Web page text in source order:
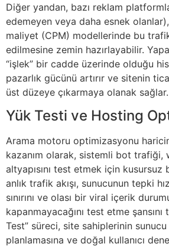
Diğer yandan, bazı reklam
edemeyen veya daha esnek
maliyet (CPM) modellerinde bu
edilmesine zemin hazırlayabilir.
“işlek” bir cadde üzerinde olduğu
pazarlık gücünü artırır ve sitenin
üst düzeye çıkarmaya olanak sağlar.
Yük Testi ve Hosting
Arama motoru optimizasyonu
kazanım olarak, sistemli bot trafiği,
altyapısını test etmek için
anlık trafik akışı, sunucunun tepki
sınırını ve olası bir viral içerik
kapanmayacağını test etme şansını
Test” süreci, site sahiplerinin sunucu
planlamasına ve doğal kullanıcı